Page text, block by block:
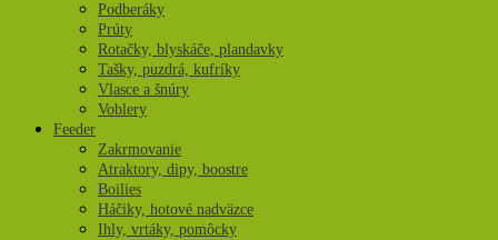
Podberáky
Prúty
Rotačky, blyskáče, plandavky
Tašky, puzdrá, kufríky
Vlasce a šnúry
Voblery
Feeder
Zakrmovanie
Atraktory, dipy, boostre
Boilies
Háčiky, hotové nadväzce
Ihly, vrtáky, pomôcky